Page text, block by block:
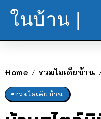
ในบ้าน |
Home / รวมไอเดียบ้าน
รวมไอเดียบ้าน